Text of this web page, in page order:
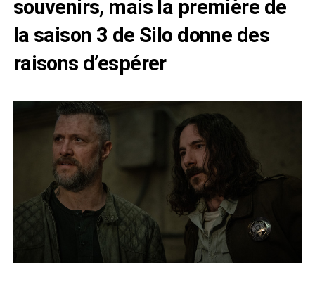
souvenirs, mais la première de
la saison 3 de Silo donne des
raisons d’espérer